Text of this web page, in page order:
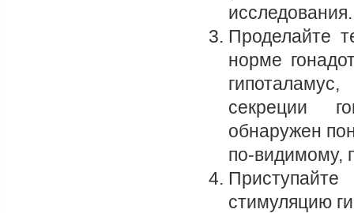
исследования.
Проделайте
норме
секреции
обнаружен
по-видимому,
стимуляцию